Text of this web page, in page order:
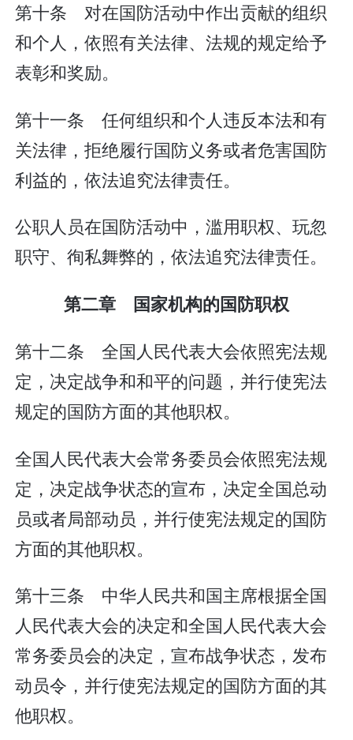
第十条 对在国防活动中作出贡献的组织
和个人，依照有关法律、法规的规定给予
表彰和奖励。
第十一条 任何组织和个人违反本法和有
关法律，拒绝履行国防义务或者危害国防
利益的，依法追究法律责任。
公职人员在国防活动中，滥用职权、玩忽
职守、徇私舞弊的，依法追究法律责任。
第二章 国家机构的国防职权
第十二条 全国人民代表大会依照宪法规
定，决定战争和和平的问题，并行使宪法
规定的国防方面的其他职权。
全国人民代表大会常务委员会依照宪法规
定，决定战争状态的宣布，决定全国总动
员或者局部动员，并行使宪法规定的国防
方面的其他职权。
第十三条 中华人民共和国主席根据全国
人民代表大会的决定和全国人民代表大会
常务委员会的决定，宣布战争状态，发布
动员令，并行使宪法规定的国防方面的其
他职权。